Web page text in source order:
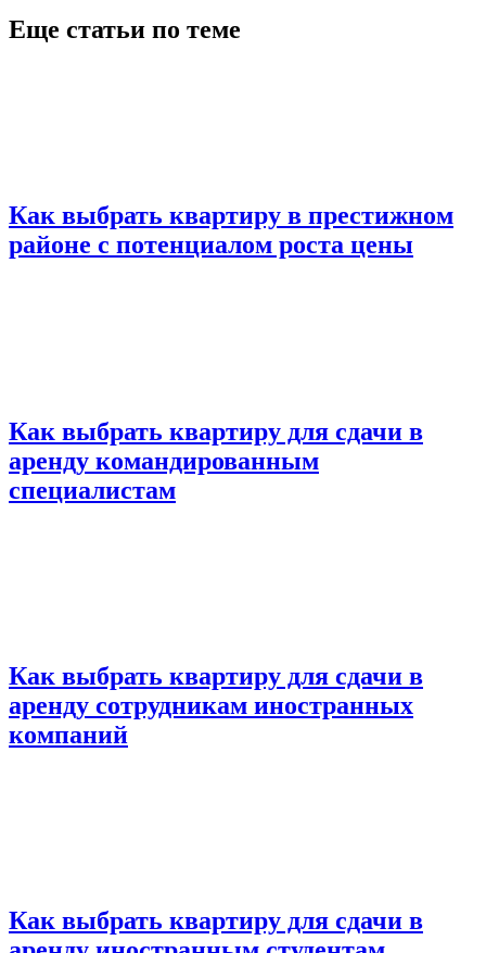
Еще статьи по теме
Как выбрать квартиру в престижном
районе с потенциалом роста цены
Как выбрать квартиру для сдачи в
аренду командированным
специалистам
Как выбрать квартиру для сдачи в
аренду сотрудникам иностранных
компаний
Как выбрать квартиру для сдачи в